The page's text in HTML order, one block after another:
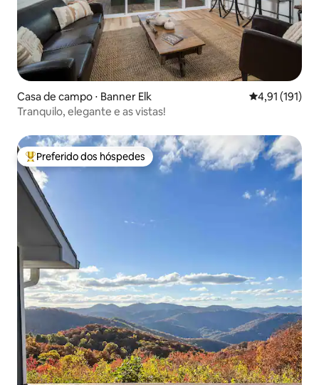
Casa de campo ⋅ Banner Elk 4,91 de uma
4,91 (191)
Tranquilo, elegante e as vistas!
Entre os melhores preferidos dos hóspedes
Preferido dos hóspedes